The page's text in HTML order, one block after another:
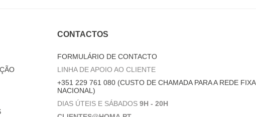
CONTACTOS
FORMULÁRIO DE CONTACTO
LINHA DE APOIO AO CLIENTE
+351 229 761 080 (CUSTO DE CHAMADA PARA A REDE FIXA
NACIONAL)
DIAS ÚTEIS E SÁBADOS 9H - 20H